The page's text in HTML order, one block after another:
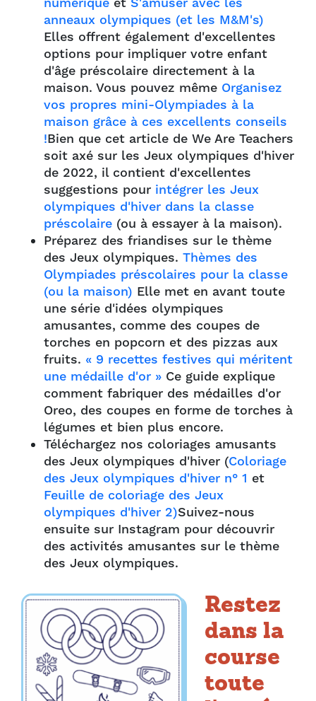
anneaux olympiques (et les M&M's)
Elles offrent également d'excellentes
options pour impliquer votre enfant
d'âge préscolaire directement à la
maison. Vous pouvez même Organisez
vos propres mini-Olympiades à la
maison grâce à ces excellents conseils
!Bien que cet article de We Are Teachers
soit axé sur les Jeux olympiques d'hiver
de 2022, il contient d'excellentes
suggestions pour intégrer les Jeux
olympiques d'hiver dans la classe
préscolaire (ou à essayer à la maison).
Préparez des friandises sur le thème
des Jeux olympiques. Thèmes des
Olympiades préscolaires pour la classe
(ou la maison) Elle met en avant toute
une série d'idées olympiques
amusantes, comme des coupes de
torches en popcorn et des pizzas aux
fruits. « 9 recettes festives qui méritent
une médaille d'or » Ce guide explique
comment fabriquer des médailles d'or
Oreo, des coupes en forme de torches à
légumes et bien plus encore.
Téléchargez nos coloriages amusants
des Jeux olympiques d'hiver (Coloriage
des Jeux olympiques d'hiver n° 1 et
Feuille de coloriage des Jeux
olympiques d'hiver 2)Suivez-nous
ensuite sur Instagram pour découvrir
des activités amusantes sur le thème
des Jeux olympiques.
Restez
dans la
course
toute